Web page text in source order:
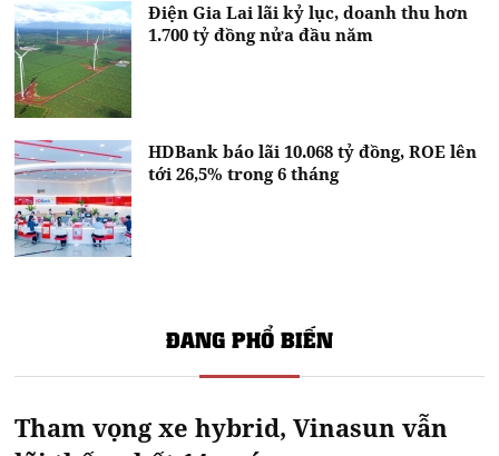
Điện Gia Lai lãi kỷ lục, doanh thu hơn
1.700 tỷ đồng nửa đầu năm
HDBank báo lãi 10.068 tỷ đồng, ROE lên
tới 26,5% trong 6 tháng
ĐANG PHỔ BIẾN
Tham vọng xe hybrid, Vinasun vẫn